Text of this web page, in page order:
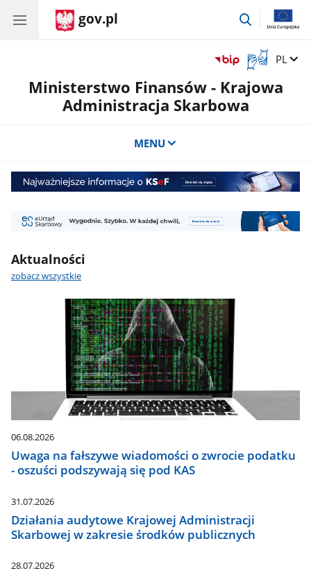
gov.pl
przejdź
Otwórz
okno
z
tłumaczem
Zmień
PL
Ministerstwo Finansów - Krajowa
Administracja Skarbowa
MENU
Najważniejsze
informacje
KSeF
eUrząd
Szybko
w
Aktualności
zobacz wszystkie
06.08.2026
Uwaga na fałszywe wiadomości o zwrocie podatku
- oszuści podszywają się pod KAS
31.07.2026
Działania audytowe Krajowej Administracji
Skarbowej w zakresie środków publicznych
28.07.2026